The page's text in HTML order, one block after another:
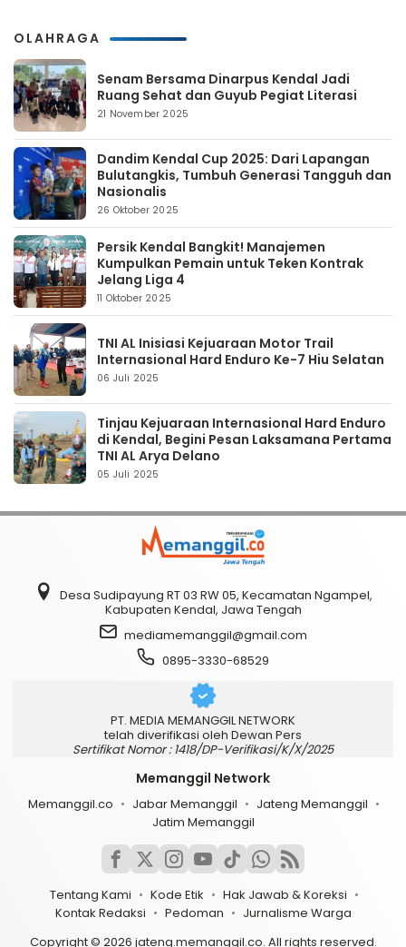
OLAHRAGA
Senam Bersama Dinarpus Kendal Jadi
Ruang Sehat dan Guyub Pegiat Literasi
21 November 2025
Dandim Kendal Cup 2025: Dari Lapangan
Bulutangkis, Tumbuh Generasi Tangguh dan
Nasionalis
26 Oktober 2025
Persik Kendal Bangkit! Manajemen
Kumpulkan Pemain untuk Teken Kontrak
Jelang Liga 4
11 Oktober 2025
TNI AL Inisiasi Kejuaraan Motor Trail
Internasional Hard Enduro Ke-7 Hiu Selatan
06 Juli 2025
Tinjau Kejuaraan Internasional Hard Enduro
di Kendal, Begini Pesan Laksamana Pertama
TNI AL Arya Delano
05 Juli 2025
Desa Sudipayung RT 03 RW 05, Kecamatan Ngampel,
Kabupaten Kendal, Jawa Tengah
mediamemanggil@gmail.com
0895-3330-68529
PT. MEDIA MEMANGGIL NETWORK
telah diverifikasi oleh Dewan Pers
Sertifikat Nomor : 1418/DP-Verifikasi/K/X/2025
Memanggil Network
Memanggil.co Jabar Memanggil
Jateng Memanggil
Jatim Memanggil
Tentang Kami Kode Etik
Hak Jawab & Koreksi
Kontak Redaksi
Pedoman
Jurnalisme Warga
Copyright © 2026 jateng.memanggil.co. All rights reserved.